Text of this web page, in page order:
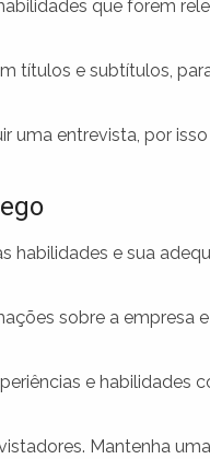
que forem
títulos e subtítulos,
uma entrevista, por
habilidades e sua
sobre a empresa
e habilidades
Mantenha